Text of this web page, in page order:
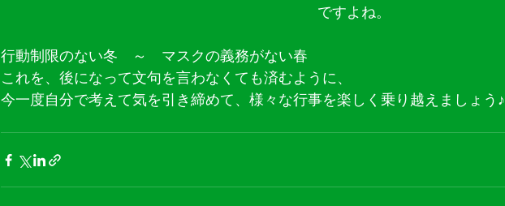
ですよね。
行動制限のない冬　～　マスクの義務がない春
これを、後になって文句を言わなくても済むように、
今一度自分で考えて気を引き締めて、様々な行事を楽しく乗り越えましょう♪